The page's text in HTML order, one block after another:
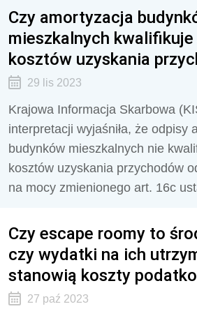
Czy amortyzacja
mieszkalnych
kosztów uzyskania
29 lis 2023
Krajowa Informacja Skarbowa
interpretacji wyjaśniła, że odpisy
budynków mieszkalnych nie
kosztów uzyskania przychodów
na mocy zmienionego art. 16c
Czy escape roomy to
czy wydatki na ich
stanowią koszty
27 paź 2023